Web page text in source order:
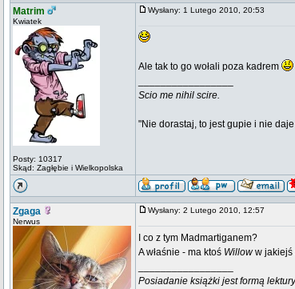
Matrim
Kwiatek
Posty: 10317
Skąd: Zagłębie i Wielkopolska
Wysłany: 1 Lutego 2010, 20:53
Ale tak to go wołali poza kadrem
Scio me nihil scire.
"Nie dorastaj, to jest gupie i nie
Zgaga
Nerwus
Wysłany: 2 Lutego 2010, 12:57
I co z tym Madmartiganem?
A właśnie - ma ktoś Willoww jakiejś
Posiadanie książki jest formą lektury